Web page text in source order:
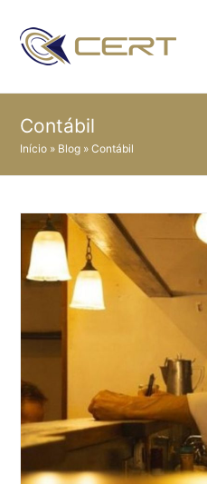
Contábil
Início » Blog »Contábil